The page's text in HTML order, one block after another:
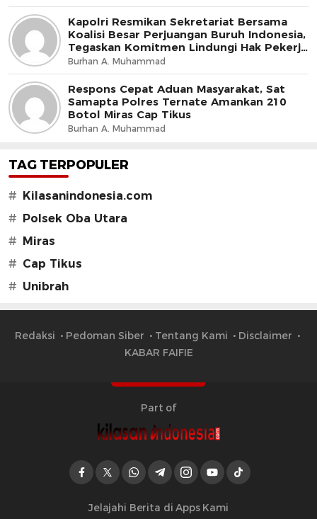
Kapolri Resmikan Sekretariat Bersama
Koalisi Besar Perjuangan Buruh Indonesia,
Tegaskan Komitmen Lindungi Hak Pekerja
dan Jaga Iklim Investasi
Burhan A. Muhammad
Respons Cepat Aduan Masyarakat, Sat
Samapta Polres Ternate Amankan 210
Botol Miras Cap Tikus
Burhan A. Muhammad
TAG TERPOPULER
# Kilasanindonesia.com
# Polsek Oba Utara
# Miras
# Cap Tikus
# Unibrah
Redaksi Pedoman Siber Tentang Kami
Disclaimer
KABAR FAIFIE
Part of
Jelajahi Berita di Apps Kami